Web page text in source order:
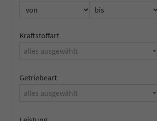
Kraftstoffart
alles ausgewählt
Getriebeart
alles ausgewählt